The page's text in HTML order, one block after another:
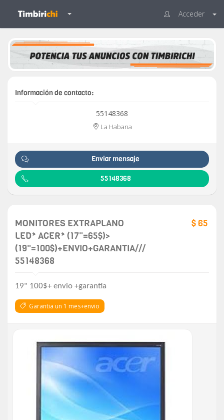
Acceder
Información de contacto:
55148368
La Habana
Enviar mensaje
55148368
MONITORES EXTRAPLANO
LED* ACER* (17"=65$)>
(19"=100$)+ENVIO+GARANTIA///
55148368
$ 65
19" 100$+ envio +garantia
Garantia un 1 mes+envio